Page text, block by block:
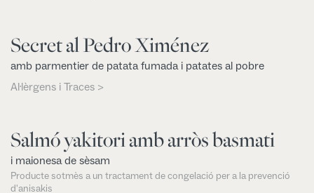
Secret al Pedro Ximénez
amb parmentier de patata fumada i patates al pobre
Al·lèrgens i Traces >
Salmó yakitori amb arròs basmati
i maionesa de sèsam
Producte sotmès a un tractament de congelació per a la prevenció
d'anisakis